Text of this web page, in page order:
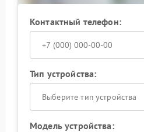
Контактный телефон:
Тип устройства:
Выберите тип устройства
Модель устройства: